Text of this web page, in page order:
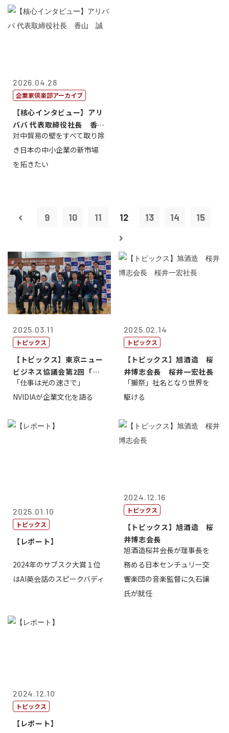
2026.04.28
企業家倶楽部アーカイブ
【核心インタビュー】アリ
ババ 代表取締役社長 香
山 誠
対中貿易の壁をすべて取り除
き日本の中小企業の新市場
を拓きたい
9 10 11 12 13 14 15
2025.03.11
トピックス
【トピックス】東京ニュー
ビジネス協議会第2回「起
業から成功へ...
「仕事は光の速さで」
NVIDIAが企業文化を語る
2025.02.14
トピックス
【トピックス】旭酒造 桜
井博志会長 桜井一宏社長
「獺祭」社名となり世界を
駆ける
2025.01.10
トピックス
【レポート】
2024年のサブスク大賞１位
はAI英会話のスピークバディ
2024.12.16
トピックス
【トピックス】旭酒造 桜
井博志会長
旭酒造桜井会長が理事長を
務める日本センチュリー交
響楽団の音楽監督に久石譲
氏が就任
2024.12.10
トピックス
【レポート】